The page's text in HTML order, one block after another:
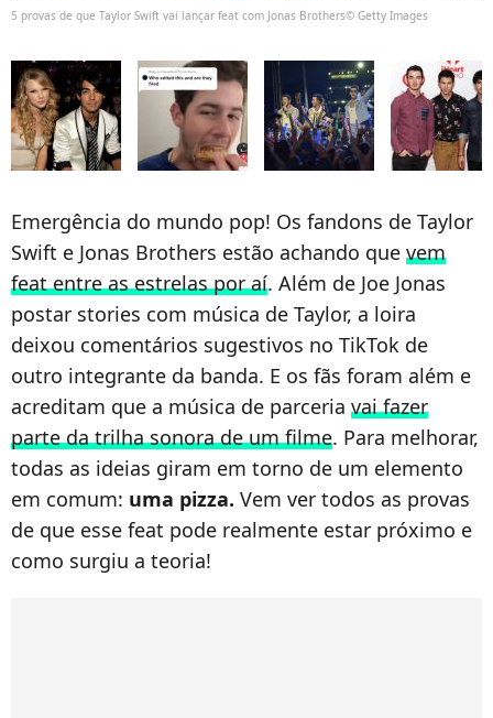
5 provas de que Taylor Swift vai lançar feat com Jonas Brothers© Getty Images
Emergência do mundo pop! Os fandons de Taylor
Swift e Jonas Brothers estão achando que vem
feat entre as estrelas por aí. Além de Joe Jonas
postar stories com música de Taylor, a loira
deixou comentários sugestivos no TikTok de
outro integrante da banda. E os fãs foram além e
acreditam que a música de parceria vai fazer
parte da trilha sonora de um filme. Para melhorar,
todas as ideias giram em torno de um elemento
em comum: uma pizza. Vem ver todos as provas
de que esse feat pode realmente estar próximo e
como surgiu a teoria!